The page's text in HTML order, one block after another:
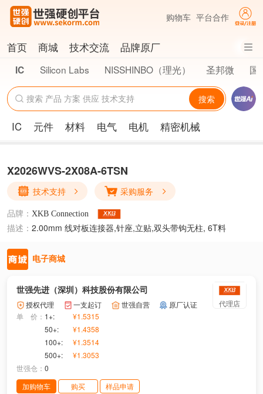
购物车 平台合作
首页 商城 技术交流 品牌原厂
IC Silicon Labs NISSHINBO（理光） 圣邦微 国
搜索
IC 元件 材料 电气 电机 精密机械
X2026WVS-2X08A-6TSN
技术支持 采购服务
品牌： XKB Connection
描述： 2.00mm 线对板连接器,针座,立贴,双头带钩无柱, 6T料
电子商城
世强先进（深圳）科技股份有限公司
授权代理 一支起订 世强自营
原厂认证
单 价： 1+:
¥1.5315
50+:
¥1.4358
100+:
¥1.3514
500+:
¥1.3053
世强仓： 0
代理店
加购物车 购买
样品申请